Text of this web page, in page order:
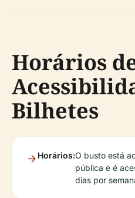
Horários
Bilhetes
Horários:O busto está
pública e é
dias por